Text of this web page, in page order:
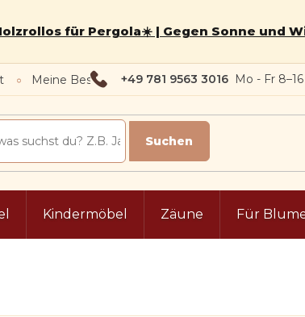
für Pergola☀️ | Gegen Sonne und
+49 781 9563 3016
Meine Bestellung
Kindermöbel Zäune Für